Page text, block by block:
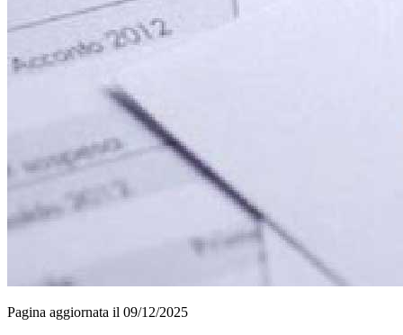
Pagina aggiornata il 09/12/2025